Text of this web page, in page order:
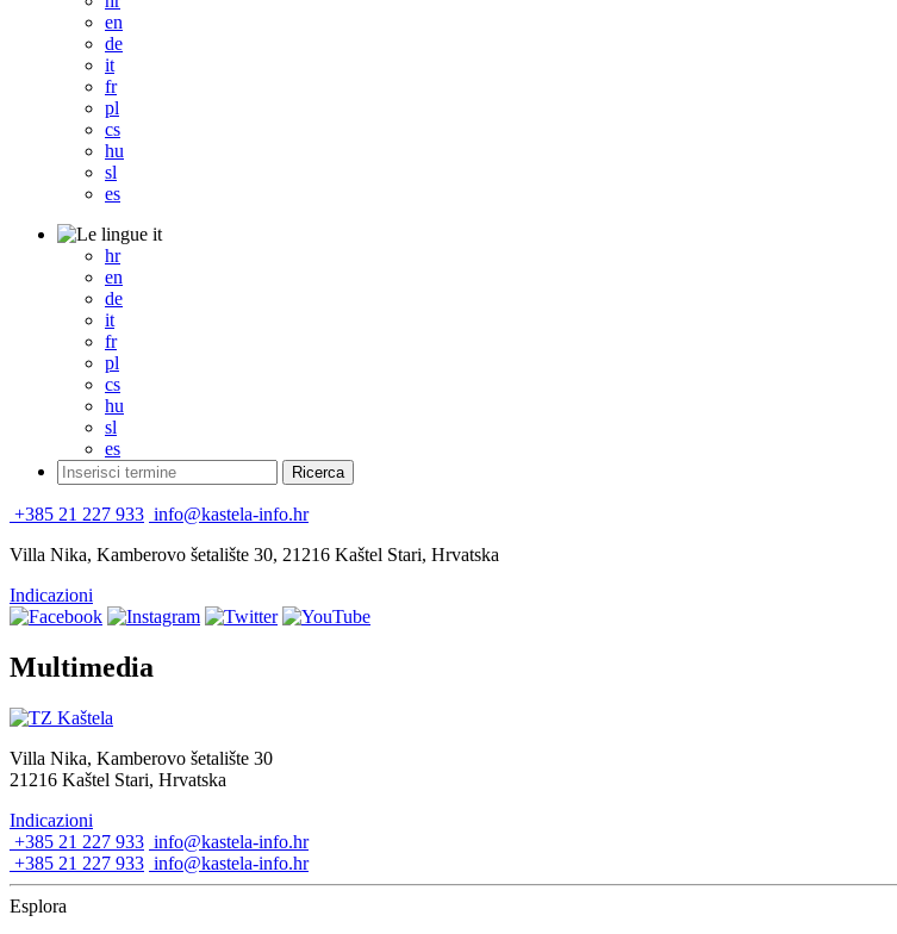
en
de
it
fr
pl
cs
hu
sl
es
it
hr
en
de
it
fr
pl
cs
hu
sl
es
+385 21 227 933 info@kastela-info.hr
Villa Nika, Kamberovo šetalište 30, 21216 Kaštel Stari, Hrvatska
Indicazioni
Multimedia
Villa Nika, Kamberovo šetalište 30
21216 Kaštel Stari, Hrvatska
Indicazioni
+385 21 227 933 info@kastela-info.hr
+385 21 227 933 info@kastela-info.hr
Esplora